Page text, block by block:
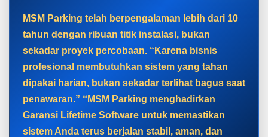
MSM Parking telah berpengalaman lebih dari 10
tahun dengan ribuan titik instalasi, bukan
sekadar proyek percobaan. “Karena bisnis
profesional membutuhkan sistem yang tahan
dipakai harian, bukan sekadar terlihat bagus saat
penawaran.” “MSM Parking menghadirkan
Garansi Lifetime Software untuk memastikan
sistem Anda terus berjalan stabil, aman, dan